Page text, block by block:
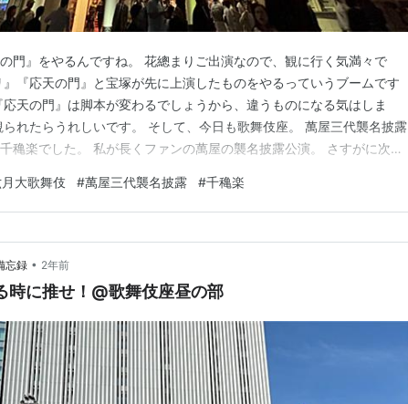
門』をやるんですね。 花總まりご出演なので、観に行く気満々で
『応天の門』と宝塚が先に上演したものをやるっていうブームです
天の門』は脚本が変わるでしょうから、違うものになる気はしま
れたらうれしいです。 そして、今日も歌舞伎座。 萬屋三代襲名披露
穐楽でした。 私が長くファンの萬屋の襲名披露公演。 さすがに次の
は花道に近い席でした。 8歳の新梅枝くん、6歳の陽喜くん、3歳の
めでとうございます！ ３人とも子…
大歌舞伎 #萬屋三代襲名披露 #千穐楽
忘録 • 2年前
時に推せ！@歌舞伎座昼の部